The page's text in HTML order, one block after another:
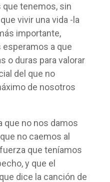
tenemos, sin
vivir una vida -la
importante,
esperamos a que
o duras para valorar
del que no
de nosotros
que no nos damos
no caemos al
que teníamos
y que el
dice la canción de